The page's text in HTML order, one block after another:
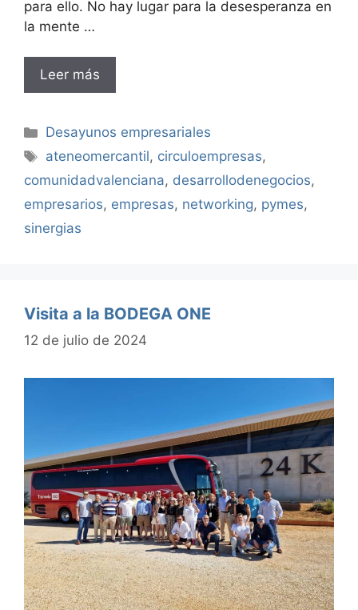
para ello. No hay lugar para la desesperanza en
la mente …
Leer más
Categorías
Desayunos empresariales
Etiquetas
ateneomercantil, circuloempresas,
comunidadvalenciana, desarrollodenegocios,
empresarios, empresas, networking, pymes,
sinergias
Visita a la BODEGA ONE
12 de julio de 2024